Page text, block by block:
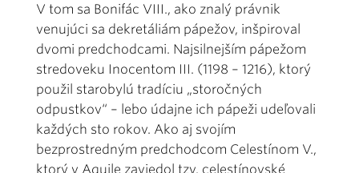
V tom sa Bonifác VIII., ako znalý právnik
venujúci sa dekretáliám pápežov, inšpiroval
dvomi predchodcami. Najsilnejším pápežom
stredoveku Inocentom III. (1198 – 1216), ktorý
použil starobylú tradíciu „storočných
odpustkov“ – lebo údajne ich pápeži udeľovali
každých sto rokov. Ako aj svojím
bezprostredným predchodcom Celestínom V.,
ktorý v Aquile zaviedol tzv. celestínovské